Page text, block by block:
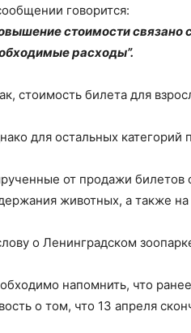
говорится:
стоимости связано
расходы”.
стоимость билета для
для остальных категорий
от продажи билетов
животных, а также на
о Ленинградском
напомнить, что
о том, что 13 апреля